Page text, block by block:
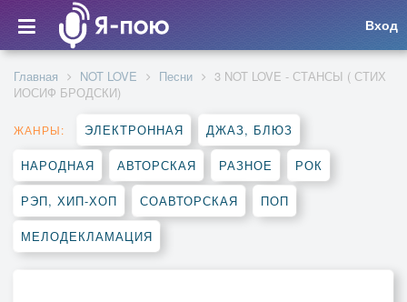
Вход
Главная NOT LOVE Песни
3 NOT LOVE - СТАНСЫ ( СТИХ
ИОСИФ БРОДСКИ)
ЖАНРЫ: ЭЛЕКТРОННАЯ ДЖАЗ, БЛЮЗ
НАРОДНАЯ АВТОРСКАЯ РАЗНОЕ РОК
РЭП, ХИП-ХОП СОАВТОРСКАЯ ПОП
МЕЛОДЕКЛАМАЦИЯ